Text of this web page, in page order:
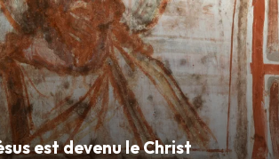
est devenu le Christ